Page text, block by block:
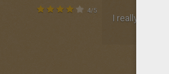
4/5
I really like